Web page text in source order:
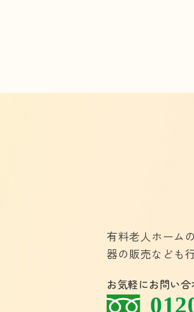
有料老人ホーム
器の販売なども
お気軽にお問い合